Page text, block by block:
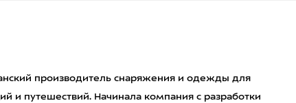
производитель снаряжения и одежды для
и путешествий. Начинала компания с разработки